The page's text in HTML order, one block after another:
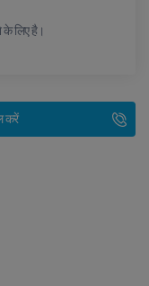
के लिए है।
करें